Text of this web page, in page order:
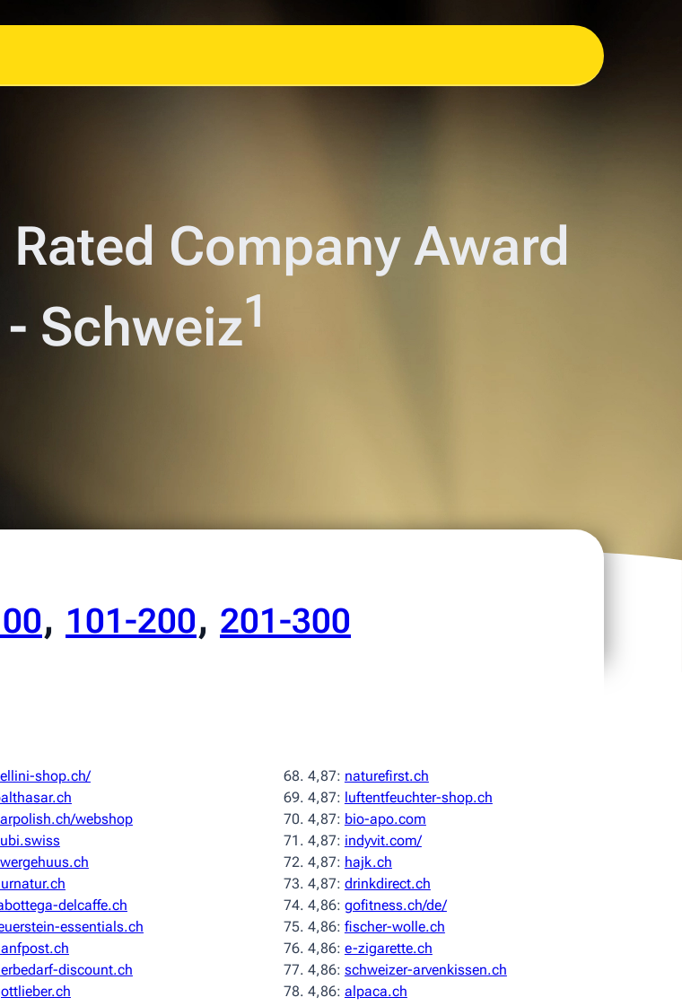
Company Award
Schweiz1
, 101-200, 201-300
shop.ch/
webshop
delcaffe.ch
essentials.ch
discount.ch
4,87: naturefirst.ch
4,87: luftentfeuchter-shop.ch
4,87: bio-apo.com
4,87: indyvit.com/
4,87: hajk.ch
4,87: drinkdirect.ch
4,86: gofitness.ch/de/
4,86: fischer-wolle.ch
4,86: e-zigarette.ch
4,86: schweizer-arvenkissen.ch
4,86: alpaca.ch